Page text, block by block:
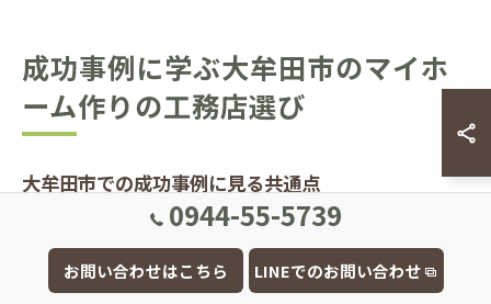
成功事例に学ぶ大牟田市のマイホ
ーム作りの工務店選び
大牟田市での成功事例に見る共通点
大牟田市で理想のマイホームを実現するには、いくつか
の共通点が見られます。まず、地域の自然環境や風土を
活かした設計が挙げられます。大牟田市は豊かな自然に
0944-55-5739
お問い合わせはこちら LINEでのお問い合わせ